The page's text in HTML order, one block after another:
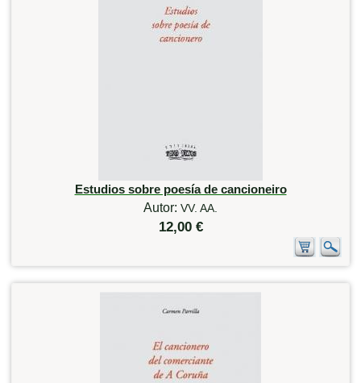
Estudios sobre poesía de cancioneiro
Autor: VV. AA.
12,00 €